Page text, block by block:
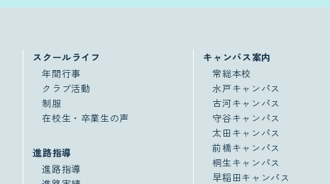
スクールライフ
年間行事
クラブ活動
制服
在校生・卒業生の声
進路指導
進路指導
キャンパス案内
常総本校
水戸キャンパス
古河キャンパス
守谷キャンパス
太田キャンパス
前橋キャンパス
桐生キャンパス
早稲田キャンパス